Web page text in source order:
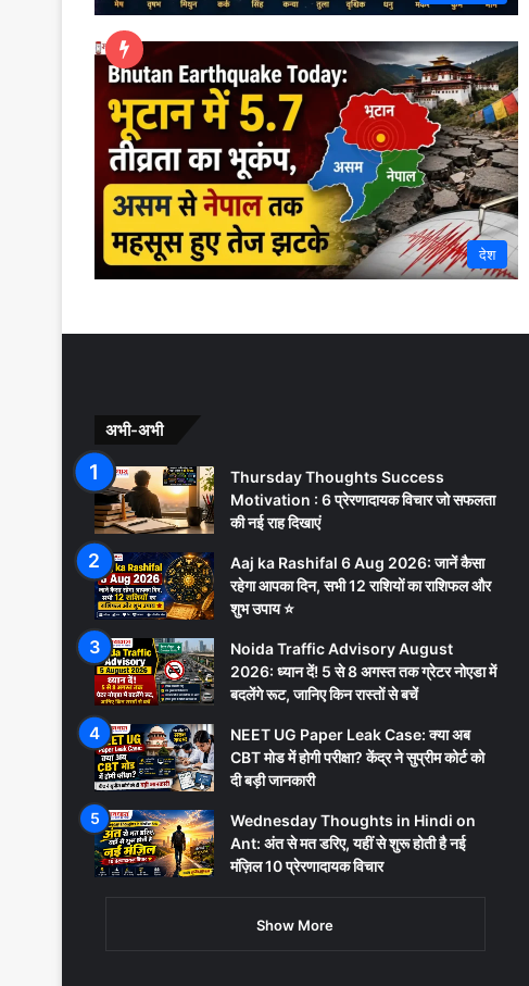
देश
अभी-अभी
Thursday Thoughts Success
Motivation : 6 प्रेरणादायक विचार जो सफलता
की नई राह दिखाएं
Aaj ka Rashifal 6 Aug 2026: जानें कैसा
रहेगा आपका दिन, सभी 12 राशियों का राशिफल और
शुभ उपाय ⭐
Noida Traffic Advisory August
2026: ध्यान दें! 5 से 8 अगस्त तक ग्रेटर नोएडा में
बदलेंगे रूट, जानिए किन रास्तों से बचें
NEET UG Paper Leak Case: क्या अब
CBT मोड में होगी परीक्षा? केंद्र ने सुप्रीम कोर्ट को
दी बड़ी जानकारी
Wednesday Thoughts in Hindi on
Ant: अंत से मत डरिए, यहीं से शुरू होती है नई
मंज़िल 10 प्रेरणादायक विचार
Show More